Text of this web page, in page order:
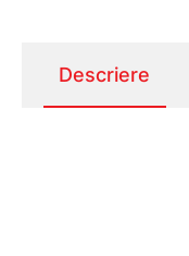
Descriere